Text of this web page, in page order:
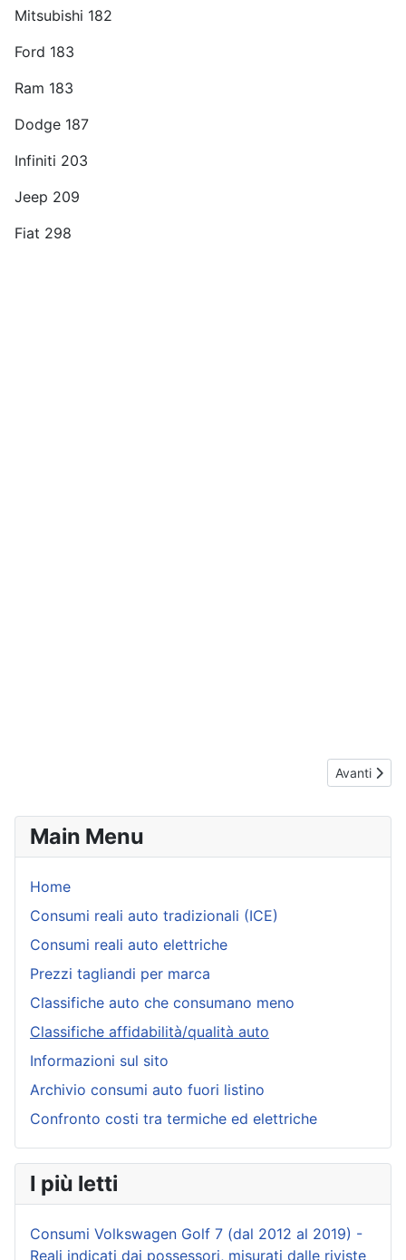
Main Menu
Home
Consumi reali auto tradizionali (ICE)
Consumi reali auto elettriche
Prezzi tagliandi per marca
Classifiche auto che consumano meno
Classifiche affidabilità/qualità auto
Informazioni sul sito
Archivio consumi auto fuori listino
Confronto costi tra termiche ed elettriche
I più letti
Consumi Volkswagen Golf 7 (dal 2012 al 2019) -
Reali indicati dai possessori, misurati dalle riviste
Mitsubishi 182
Ford 183
Ram 183
Dodge 187
Infiniti 203
Jeep 209
Fiat 298
Articolo
Avanti